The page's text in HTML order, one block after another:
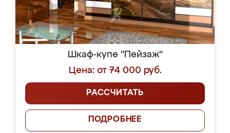
Шкаф-купе "Пейзаж"
Цена: от 74 000 руб.
РАССЧИТАТЬ
ПОДРОБНЕЕ